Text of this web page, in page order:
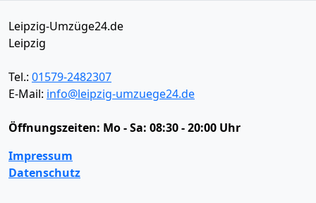
Leipzig-Umzüge24.de
Leipzig
Tel.: 01579-2482307
E-Mail: info@leipzig-umzuege24.de
Öffnungszeiten: Mo - Sa: 08:30 - 20:00 Uhr
Impressum
Datenschutz